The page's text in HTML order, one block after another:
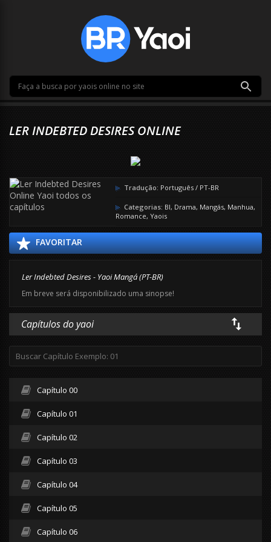
LER INDEBTED DESIRES ONLINE
Tradução: Português / PT-BR
Categorias: Bl, Drama, Mangás, Manhua,
Romance, Yaois
FAVORITAR
Ler Indebted Desires - Yaoi Mangá (PT-BR)
Em breve será disponibilizado uma sinopse!
Capítulos do yaoi
Capítulo 00
Capítulo 01
Capítulo 02
Capítulo 03
Capítulo 04
Capítulo 05
Capítulo 06